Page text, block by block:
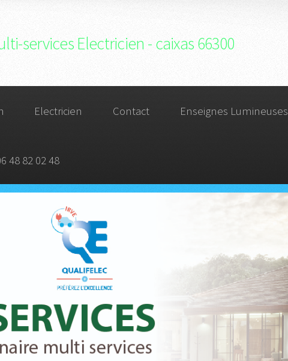
services Electricien - caixas 66300
Electricien Contact Enseignes Lumineuses
48 82 02 48